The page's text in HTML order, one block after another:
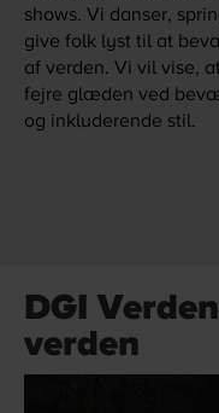
shows. Vi danser,
give folk lyst til at
af verden. Vi vil vise,
fejre glæden ved
og inkluderende stil.
DGI
verden